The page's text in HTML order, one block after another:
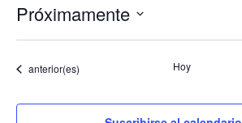
Próximamente
Eventos
anterior(es) Hoy